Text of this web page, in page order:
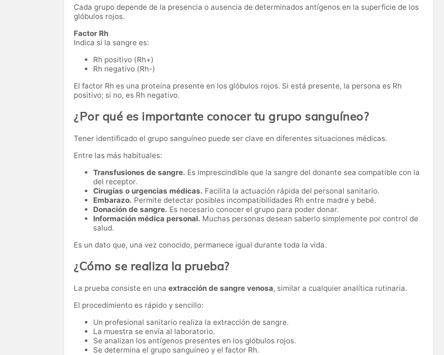
Cada grupo depende de la presencia o ausencia de determinados antígenos en la superficie de los
glóbulos rojos.
Factor Rh
Indica si la sangre es:
Rh positivo (Rh+)
Rh negativo (Rh-)
El factor Rh es una proteína presente en los glóbulos rojos. Si está presente, la persona es Rh
positivo; si no, es Rh negativo.
¿Por qué es importante conocer tu grupo sanguíneo?
Tener identificado el grupo sanguíneo puede ser clave en diferentes situaciones médicas.
Entre las más habituales:
Transfusiones de sangre. Es imprescindible que la sangre del donante sea compatible con la
del receptor.
Cirugías o urgencias médicas. Facilita la actuación rápida del personal sanitario.
Embarazo. Permite detectar posibles incompatibilidades Rh entre madre y bebé.
Donación de sangre. Es necesario conocer el grupo para poder donar.
Información médica personal. Muchas personas desean saberlo simplemente por control de
salud.
Es un dato que, una vez conocido, permanece igual durante toda la vida.
¿Cómo se realiza la prueba?
La prueba consiste en una extracción de sangre venosa, similar a cualquier analítica rutinaria.
El procedimiento es rápido y sencillo:
Un profesional sanitario realiza la extracción de sangre.
La muestra se envía al laboratorio.
Se analizan los antígenos presentes en los glóbulos rojos.
Se determina el grupo sanguíneo y el factor Rh.